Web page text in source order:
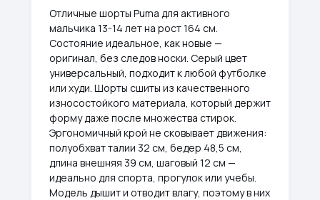
Отличные шорты Puma для активного
мальчика 13-14 лет на рост 164 см.
Состояние идеальное, как новые —
оригинал, без следов носки. Серый цвет
универсальный, подходит к любой футболке
или худи. Шорты сшиты из качественного
износостойкого материала, который держит
форму даже после множества стирок.
Эргономичный крой не сковывает движения:
полуобхват талии 32 см, бедер 48,5 см,
длина внешняя 39 см, шаговый 12 см —
идеально для спорта, прогулок или учебы.
Модель дышит и отводит влагу, поэтому в них